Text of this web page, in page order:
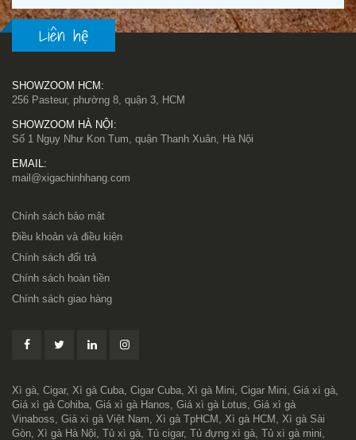
Liên hệ
SHOWZOOM HCM:
256 Pasteur, phường 8, quận 3, HCM
SHOWZOOM HÀ NỘI:
Số 1 Ngụy Như Kon Tum, quận Thanh Xuân, Hà Nội
EMAIL:
mail@xigachinhhang.com
Chính sách bảo mật
Điều khoản và điều kiện
Chính sách đổi trả
Chính sách hoàn tiền
Chính sách giao hàng
Xì gà, Cigar, Xì gà Cuba, Cigar Cuba, Xì gà Mini, Cigar Mini, Giá xì gà,
Giá xì gà Cohiba, Giá xì gà Hanos, Giá xì gà Lotus, Giá xì gà
Vinaboss, Giá xì gà Việt Nam, Xì gà TpHCM, Xì gà HCM, Xì gà Sài
Gòn, Xì gà Hà Nội, Tủ xì gà, Tủ cigar, Tủ đựng xì gà, Tủ xì gà mini,